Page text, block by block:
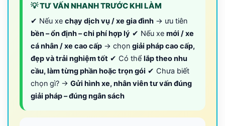
💡 TƯ VẤN NHANH TRƯỚC KHI LÀM
✔ Nếu xe chạy dịch vụ / xe gia đình → ưu tiên
bền – ổn định – chi phí hợp lý ✔ Nếu xe mới / xe
cá nhân / xe cao cấp → chọn giải pháp cao cấp,
đẹp và trải nghiệm tốt ✔ Có thể lắp theo nhu
cầu, làm từng phần hoặc trọn gói ✔ Chưa biết
chọn gì? → Gửi hình xe, nhân viên tư vấn đúng
giải pháp – đúng ngân sách